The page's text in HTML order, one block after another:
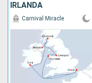
IRLANDA
Carnival Miracle